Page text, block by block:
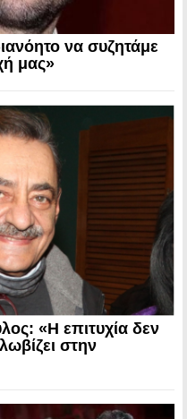
να συζητάμε
μας»
«Η επιτυχία δεν
στην